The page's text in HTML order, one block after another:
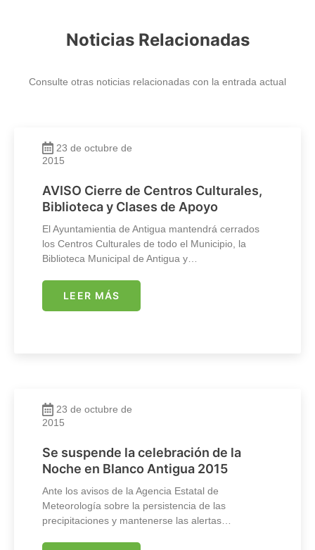
Noticias Relacionadas
Consulte otras noticias relacionadas con la entrada actual
23 de octubre de
2015
AVISO Cierre de Centros Culturales,
Biblioteca y Clases de Apoyo
El Ayuntamientia de Antigua mantendrá cerrados
los Centros Culturales de todo el Municipio, la
Biblioteca Municipal de Antigua y…
LEER MÁS
23 de octubre de
2015
Se suspende la celebración de la
Noche en Blanco Antigua 2015
Ante los avisos de la Agencia Estatal de
Meteorología sobre la persistencia de las
precipitaciones y mantenerse las alertas…